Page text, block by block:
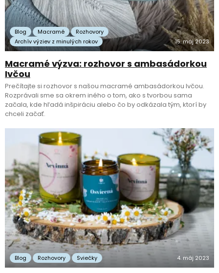
Blog Macramé
Rozhovory
Archív výziev z minulých rokov
15. máj 2023
Macramé výzva: rozhovor s ambasádorkou
Ivčou
Prečítajte si rozhovor s našou macramé ambasádorkou Ivčou.
Rozprávali sme sa okrem iného o tom, ako s tvorbou sama
začala, kde hľadá inšpiráciu alebo čo by odkázala tým, ktorí by
chceli začať.
Blog Rozhovory Sviečky 4. máj 2023